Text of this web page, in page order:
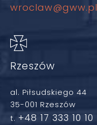
wroclaw@gww.pl
Rzeszów
al. Piłsudskiego 44
35-001 Rzeszów
t. +48 17 333 10 10